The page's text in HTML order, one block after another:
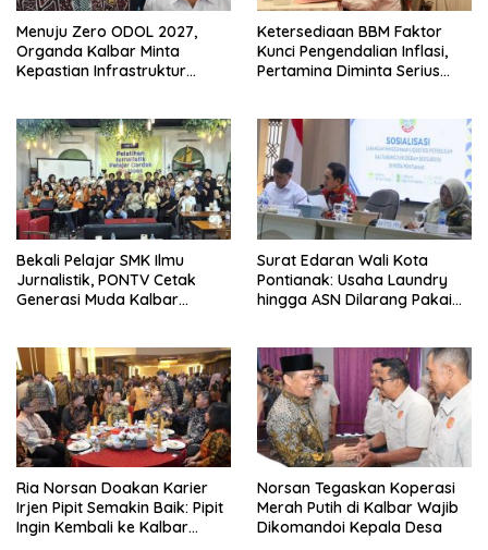
Menuju Zero ODOL 2027,
Organda Kalbar Minta
Kepastian Infrastruktur
Ketersediaan BBM Faktor
Kunci Pengendalian Inflasi,
Pertamina Diminta Serius
Bekali Pelajar SMK Ilmu
Jurnalistik, PONTV Cetak
Generasi Muda Kalbar
Surat Edaran Wali Kota
Pontianak: Usaha Laundry
hingga ASN Dilarang Pakai
Ria Norsan Doakan Karier
Irjen Pipit Semakin Baik: Pipit
Ingin Kembali ke Kalbar
Norsan Tegaskan Koperasi
Merah Putih di Kalbar Wajib
Dikomandoi Kepala Desa